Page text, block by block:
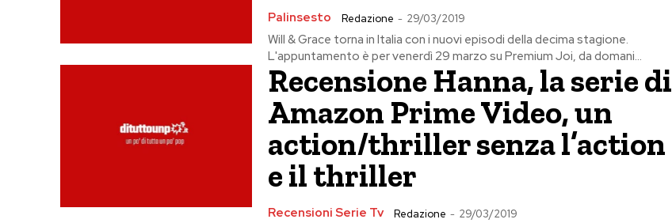
Palinsesto Redazione - 29/03/2019
Will & Grace torna in Italia con i nuovi episodi della decima stagione.
L'appuntamento è per venerdì 29 marzo su Premium Joi, da domani...
Recensione Hanna, la serie di
Amazon Prime Video, un
action/thriller senza l’action
e il thriller
Recensioni Serie Tv Redazione - 29/03/2019